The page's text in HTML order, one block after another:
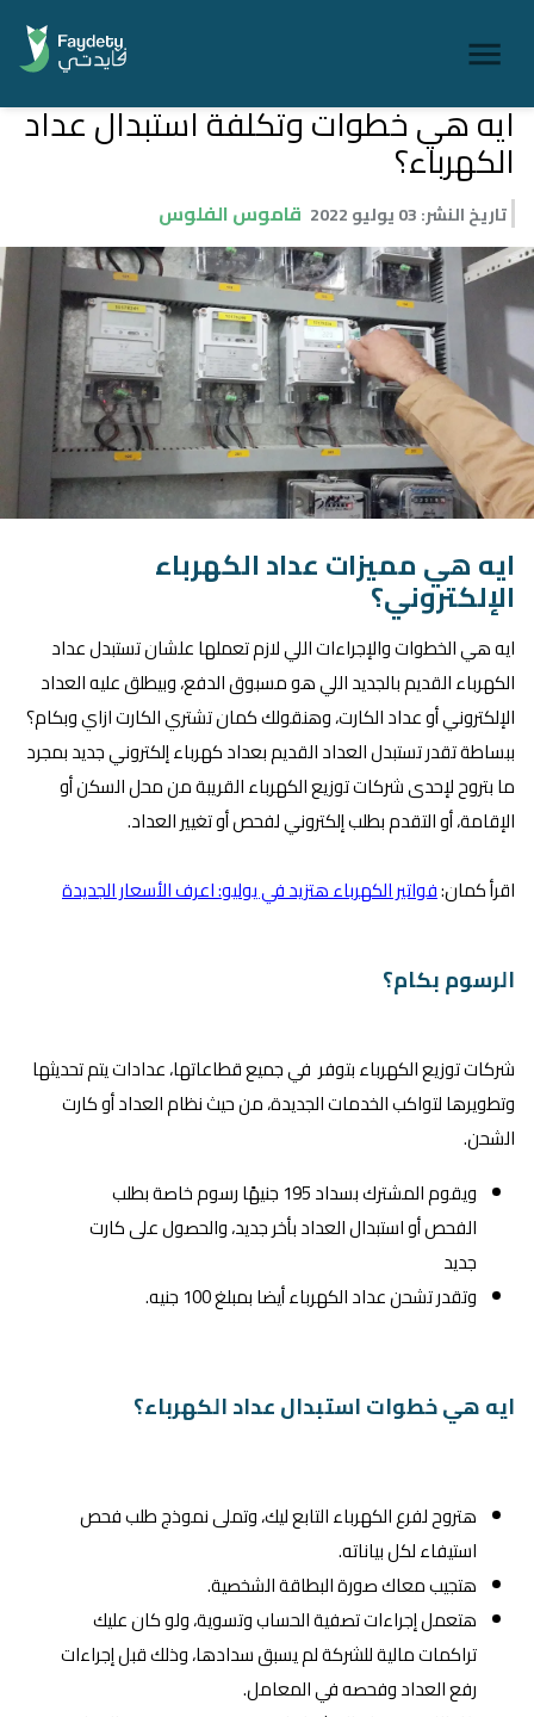
ايه هي خطوات وتكلفة استبدال عداد
الكهرباء؟
تاريخ النشر:03 يوليو 2022 قاموس الفلوس
ايه هي مميزات عداد الكهرباء
الإلكتروني؟
ايه هي الخطوات والإجراءات اللي لازم تعملها علشان تستبدل عداد
الكهرباء القديم بالجديد اللي هو مسبوق الدفع، وبيطلق عليه العداد
الإلكتروني أو عداد الكارت، وهنقولك كمان تشتري الكارت ازاي وبكام؟
ببساطة تقدر تستبدل العداد القديم بعداد كهرباء إلكتروني جديد بمجرد
ما بتروح لإحدى شركات توزيع الكهرباء القريبة من محل السكن أو
الإقامة، أو التقدم بطلب إلكتروني لفحص أو تغيير العداد.
اقرأ كمان:فواتير الكهرباء هتزيد في يوليو: اعرف الأسعار الجديدة
الرسوم بكام؟
شركات توزيع الكهرباء بتوفر في جميع قطاعاتها، عدادات يتم تحديثها
وتطويرها لتواكب الخدمات الجديدة، من حيث نظام العداد أو كارت
الشحن.
ويقوم المشترك بسداد 195 جنيهًا رسوم خاصة بطلب
الفحص أو استبدال العداد بأخر جديد، والحصول على كارت
جديد
وتقدر تشحن عداد الكهرباء أيضا بمبلغ 100 جنيه.
ايه هي خطوات استبدال عداد الكهرباء؟
هتروح لفرع الكهرباء التابع ليك، وتملى نموذج طلب فحص
استيفاء لكل بياناته.
هتجيب معاك صورة البطاقة الشخصية.
هتعمل إجراءات تصفية الحساب وتسوية، ولو كان عليك
تراكمات مالية للشركة لم يسبق سدادها، وذلك قبل إجراءات
رفع العداد وفحصه في المعامل.